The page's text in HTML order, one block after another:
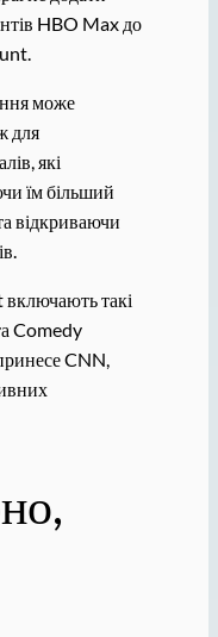
HBO Max до
може
для
які
їм більший
відкриваючи
такі
Comedy
CNN,